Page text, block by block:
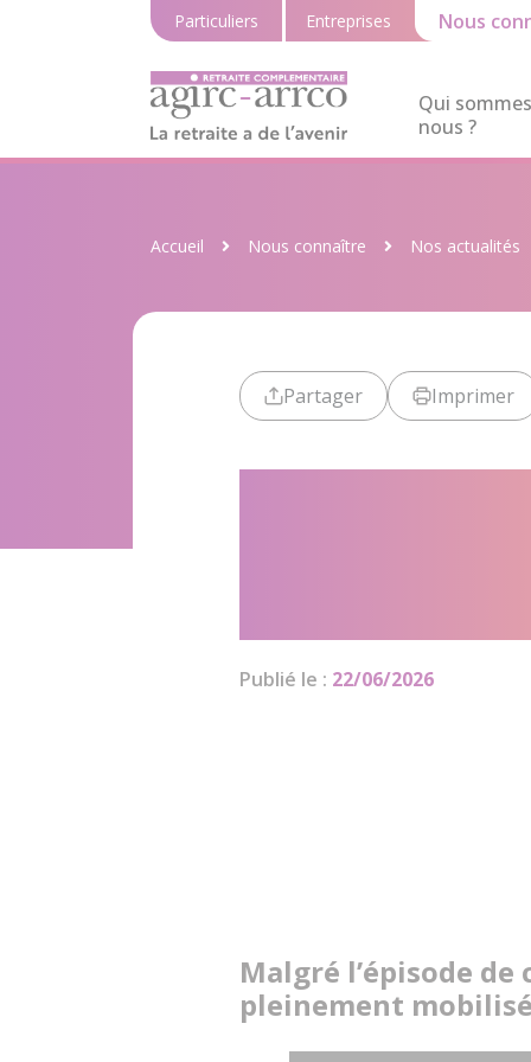
Particuliers Entreprises Nous
Qui
nous ?
Accueil Nous connaître Nos actualités
Partager Imprimer
Publié le : 22/06/2026
Malgré l’épisode
pleinement